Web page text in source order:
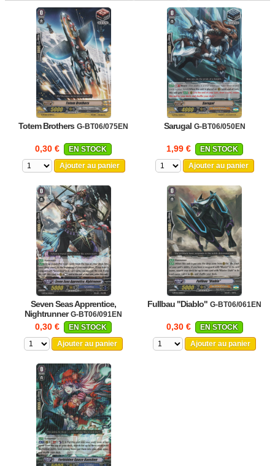
Totem Brothers G-BT06/075EN
0,30 €
EN STOCK
Ajouter au panier
Sarugal G-BT06/050EN
1,99 €
EN STOCK
Ajouter au panier
Seven Seas Apprentice,
Nightrunner G-BT06/091EN
0,30 €
EN STOCK
Ajouter au panier
Fullbau "Diablo" G-BT06/061EN
0,30 €
EN STOCK
Ajouter au panier